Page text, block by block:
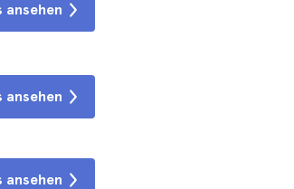
ansehen
ansehen
ansehen